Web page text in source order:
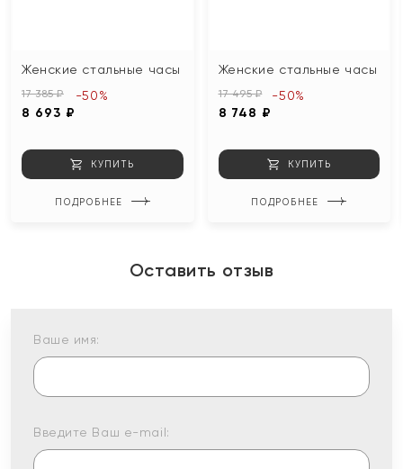
Женские стальные часы
17 385 ₽
8 693 ₽
-50%
КУПИТЬ
ПОДРОБНЕЕ
Женские стальные часы
17 495 ₽
8 748 ₽
-50%
КУПИТЬ
ПОДРОБНЕЕ
Оставить отзыв
Ваше имя:
Введите Ваш e-mail: